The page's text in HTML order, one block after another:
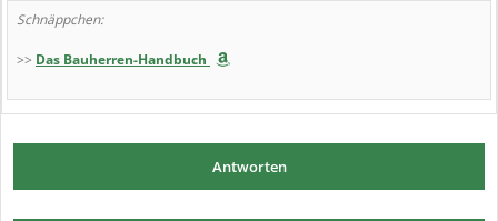
Schnäppchen:
>> Das Bauherren-Handbuch
Antworten